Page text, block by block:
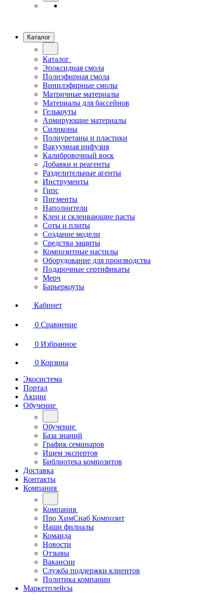
Каталог
Каталог
Эпоксидная смола
Полиэфирная смола
Винилэфирные смолы
Матричные материалы
Материалы для бассейнов
Гелькоуты
Армирующие материалы
Силиконы
Полиуретаны и пластики
Вакуумная инфузия
Калибровочный воск
Добавки и реагенты
Разделительные агенты
Инструменты
Гипс
Пигменты
Наполнители
Клеи и склеивающие пасты
Соты и плиты
Создание модели
Средства защиты
Композитные настилы
Оборудование для производства
Подарочные сертификаты
Мерч
Барьеркоуты
Кабинет
0 Сравнение
0 Избранное
0 Корзина
Экосистема
Портал
Акции
Обучение
Обучение
База знаний
График семинаров
Ищем экспертов
Библиотека композитов
Доставка
Контакты
Компания
Компания
Про ХимСнаб Композит
Наши филиалы
Команда
Новости
Отзывы
Вакансии
Служба поддержки клиентов
Политика компании
Маркетплейсы